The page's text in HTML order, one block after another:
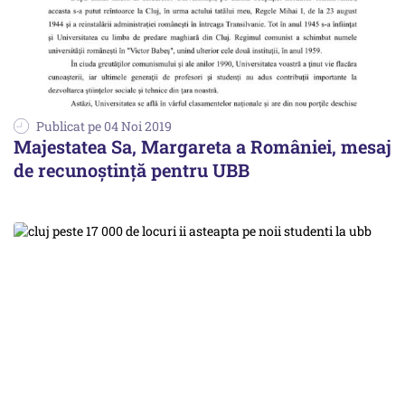
Publicat pe 04 Noi 2019
Majestatea Sa, Margareta a României, mesaj
de recunoștință pentru UBB